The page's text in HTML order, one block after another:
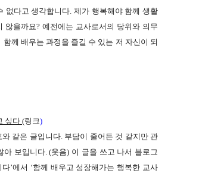
없다고 생각합니다. 제가 행복해야 함께 생활
을까요? 예전에는 교사로서의 당위와 의무
께 배우는 과정을 즐길 수 있는 저 자신이 되
싶다 (링크)
같은 글입니다. 부담이 줄어든 것 같지만 관
보입니다. (웃음) 이 글을 쓰고 나서 블로그
’에서 ‘함께 배우고 성장해가는 행복한 교사